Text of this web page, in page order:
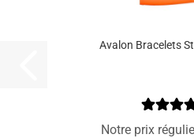
Avalon Bracelets
Notre prix